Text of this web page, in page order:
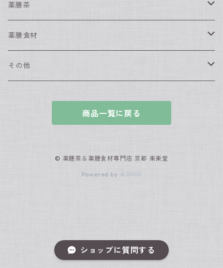
ショップに質問する
薬膳茶
春におすすめの薬膳茶
夏におすすめの薬膳茶
冬におすすめの薬膳茶
一年中飲んで欲しい養生茶
薬膳食材
薬膳食材（単品）
薬膳スィーツセット
薬膳鍋・スープ
その他
商品一覧に戻る
© 薬膳茶＆薬膳食材専門店 京都 楽楽堂
Powered by